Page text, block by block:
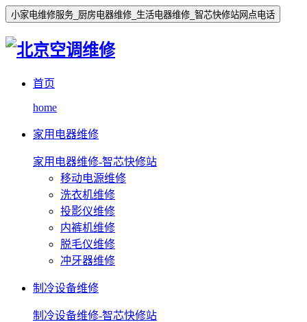
小家电维修服务_厨房电器维修_生活电器维修_智芯快修站网点电话
首页
home
家用电器维修
家用电器维修-智芯快修站
移动电源维修
洗衣机维修
投影仪维修
内裤机维修
脱毛仪维修
冲牙器维修
制冷设备维修
制冷设备维修-智芯快修站